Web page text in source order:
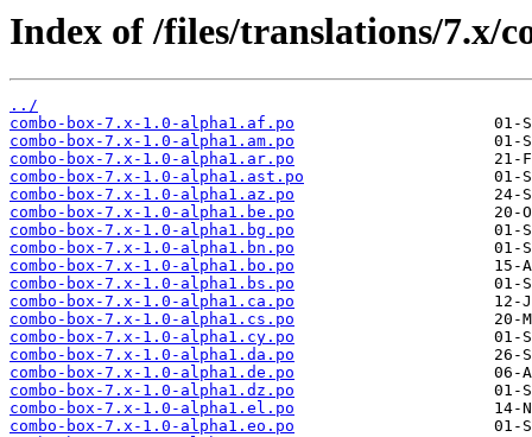
Index of /files/translations/7.x/
../
combo-box-7.x-1.0-alpha1.af.po
combo-box-7.x-1.0-alpha1.am.po
combo-box-7.x-1.0-alpha1.ar.po
combo-box-7.x-1.0-alpha1.ast.po
combo-box-7.x-1.0-alpha1.az.po
combo-box-7.x-1.0-alpha1.be.po
combo-box-7.x-1.0-alpha1.bg.po
combo-box-7.x-1.0-alpha1.bn.po
combo-box-7.x-1.0-alpha1.bo.po
combo-box-7.x-1.0-alpha1.bs.po
combo-box-7.x-1.0-alpha1.ca.po
combo-box-7.x-1.0-alpha1.cs.po
combo-box-7.x-1.0-alpha1.cy.po
combo-box-7.x-1.0-alpha1.da.po
combo-box-7.x-1.0-alpha1.de.po
combo-box-7.x-1.0-alpha1.dz.po
combo-box-7.x-1.0-alpha1.el.po
combo-box-7.x-1.0-alpha1.eo.po